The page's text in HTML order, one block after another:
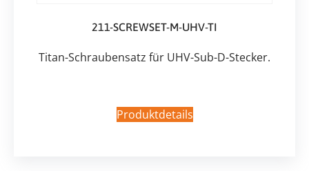
211-SCREWSET-M-UHV-TI
Titan-Schraubensatz für UHV-Sub-D-Stecker.
Produktdetails